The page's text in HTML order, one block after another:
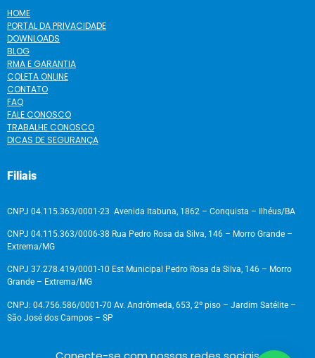
HOME
PORTAL DA PRIVACIDADE
DOWNLOADS
BLOG
RMA E GARANTIA
COLETA ONLINE
CONTATO
FAQ
FALE CONOSCO
TRABALHE CONOSCO
DICAS DE SEGURANÇA
Filiais
CNPJ 04.115.363/0001-23 Avenida Itabuna, 1862 – Conquista – Ilhéus/BA
CNPJ 04.115.363/0006-38 Rua Pedro Rosa da Silva, 146 – Morro Grande –
Extrema/MG
CNPJ 37.278.419/0001-10 Est Municipal Pedro Rosa da Silva, 146 – Morro
Grande – Extrema/MG
CNPJ: 04.756.586/0001-70 Av. Andrômeda, 653, 2º piso – Jardim Satélite –
São José dos Campos – SP